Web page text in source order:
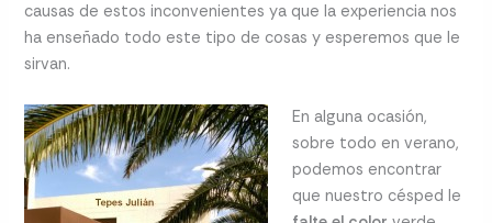
causas de estos inconvenientes ya que la experiencia nos
ha enseñado todo este tipo de cosas y esperemos que le
sirvan.
En alguna ocasión,
sobre todo en verano,
podemos encontrar
que nuestro césped le